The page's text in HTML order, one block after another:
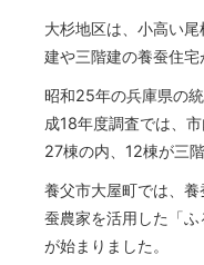
大杉地区は、小高い
建や三階建の養蚕住宅
昭和25年の兵庫県の
成18年度調査では、
27棟の内、12棟が三階
養父市大屋町では、
蚕農家を活用した「
が始まりました。